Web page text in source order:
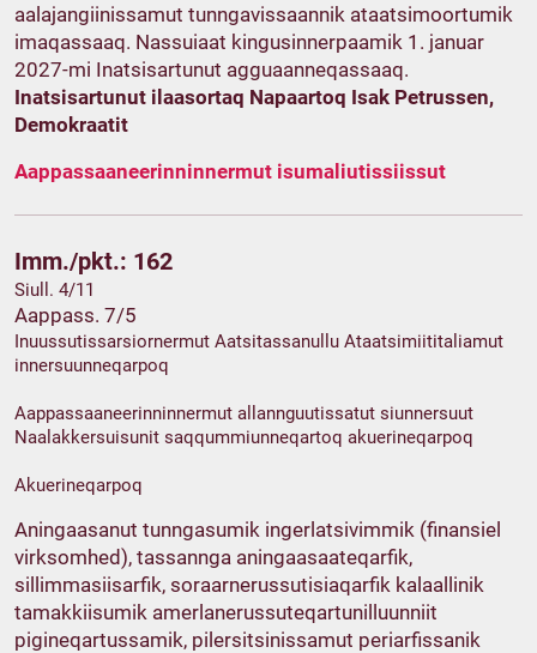
aalajangiinissamut tunngavissaannik ataatsimoortumik
imaqassaaq. Nassuiaat kingusinnerpaamik 1. januar
2027-mi Inatsisartunut agguaanneqassaaq.
Inatsisartunut ilaasortaq Napaartoq Isak Petrussen,
Demokraatit
Aappassaaneerinninnermut isumaliutissiissut
Imm./pkt.: 162
Siull. 4/11
Aappass. 7/5
Inuussutissarsiornermut Aatsitassanullu Ataatsimiititaliamut
innersuunneqarpoq
Aappassaaneerinninnermut allannguutissatut siunnersuut
Naalakkersuisunit saqqummiunneqartoq akuerineqarpoq
Akuerineqarpoq
Aningaasanut tunngasumik ingerlatsivimmik (finansiel
virksomhed), tassannga aningaasaateqarfik,
sillimmasiisarfik, soraarnerussutisiaqarfik kalaallinik
tamakkiisumik amerlanerussuteqartunilluunniit
pigineqartussamik, pilersitsinissamut periarfissanik